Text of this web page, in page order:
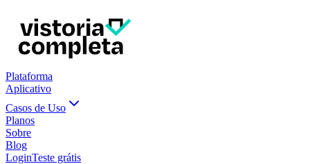
Plataforma
Aplicativo
Casos de Uso
Planos
Sobre
Blog
LoginTeste grátis